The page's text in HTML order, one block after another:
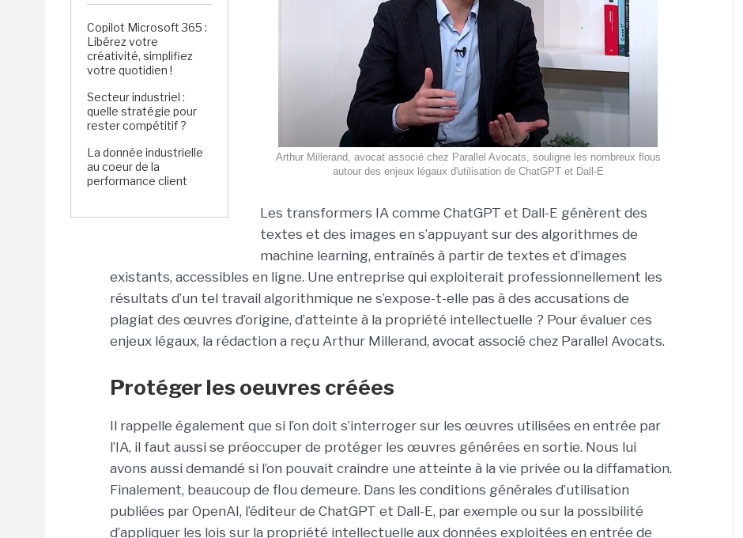
Copilot Microsoft 365 :
Libérez votre
créativité, simplifiez
votre quotidien !
Secteur industriel :
quelle stratégie pour
rester compétitif ?
La donnée industrielle
au coeur de la
performance client
Arthur Millerand, avocat associé chez Parallel Avocats, souligne les nombreux flous
autour des enjeux légaux d'utilisation de ChatGPT et Dall-E
Les transformers IA comme ChatGPT et Dall-E génèrent des
textes et des images en s’appuyant sur des algorithmes de
machine learning, entraînés à partir de textes et d’images
existants, accessibles en ligne. Une entreprise qui exploiterait professionnellement les
résultats d’un tel travail algorithmique ne s’expose-t-elle pas à des accusations de
plagiat des œuvres d’origine, d’atteinte à la propriété intellectuelle ? Pour évaluer ces
enjeux légaux, la rédaction a reçu Arthur Millerand, avocat associé chez Parallel Avocats.
Protéger les oeuvres créées
Il rappelle également que si l’on doit s’interroger sur les œuvres utilisées en entrée par
l’IA, il faut aussi se préoccuper de protéger les œuvres générées en sortie. Nous lui
avons aussi demandé si l’on pouvait craindre une atteinte à la vie privée ou la diffamation.
Finalement, beaucoup de flou demeure. Dans les conditions générales d’utilisation
publiées par OpenAI, l’éditeur de ChatGPT et Dall-E, par exemple ou sur la possibilité
d’appliquer les lois sur la propriété intellectuelle aux données exploitées en entrée de